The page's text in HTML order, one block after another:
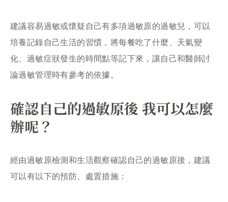
建議容易過敏或懷疑自己有多項過敏原的過敏兒，可以
培養記錄自己生活的習慣，將每餐吃了什麼、天氣變
化、過敏症狀發生的時間點等記下來，讓自己和醫師討
論過敏管理時有參考的依據。
確認自己的過敏原後 我可以怎麼
辦呢？
經由過敏原檢測和生活觀察確認自己的過敏原後，建議
可以有以下的預防、處置措施：